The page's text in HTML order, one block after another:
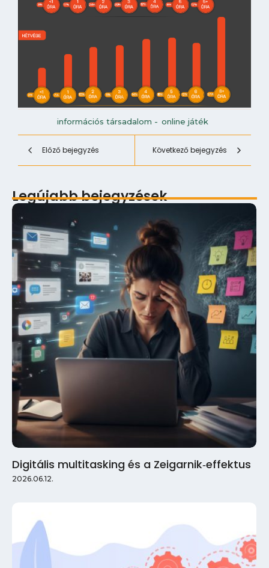
információs társadalom - online játék
Előző bejegyzés Következő bejegyzés
Legújabb bejegyzések
Digitális multitasking és a Zeigarnik‑effektus
2026.06.12.